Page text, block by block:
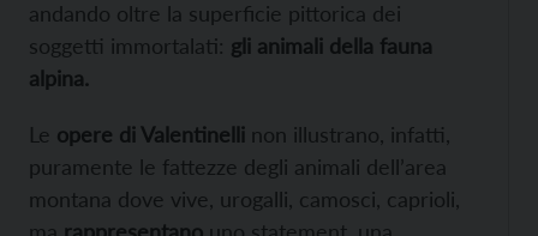
andando oltre la superficie pittorica dei
soggetti immortalati: gli animali della fauna
alpina.
Le opere di Valentinelli non illustrano, infatti,
puramente le fattezze degli animali dell’area
montana dove vive, urogalli, camosci, caprioli,